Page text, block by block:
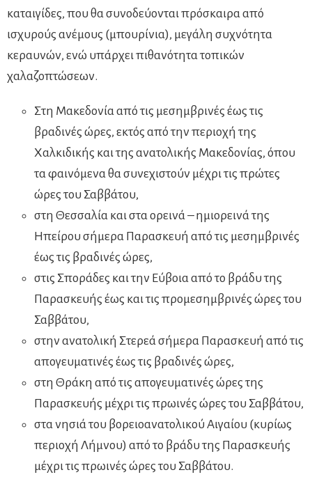
καταιγίδες, που θα συνοδεύονται πρόσκαιρα από
ισχυρούς ανέμους (μπουρίνια), μεγάλη συχνότητα
κεραυνών, ενώ υπάρχει πιθανότητα τοπικών
χαλαζοπτώσεων.
Στη Μακεδονία από τις μεσημβρινές έως τις
βραδινές ώρες, εκτός από την περιοχή της
Χαλκιδικής και της ανατολικής Μακεδονίας, όπου
τα φαινόμενα θα συνεχιστούν μέχρι τις πρώτες
ώρες του Σαββάτου,
στη Θεσσαλία και στα ορεινά – ημιορεινά της
Ηπείρου σήμερα Παρασκευή από τις μεσημβρινές
έως τις βραδινές ώρες,
στις Σποράδες και την Εύβοια από το βράδυ της
Παρασκευής έως και τις προμεσημβρινές ώρες του
Σαββάτου,
στην ανατολική Στερεά σήμερα Παρασκευή από τις
απογευματινές έως τις βραδινές ώρες,
στη Θράκη από τις απογευματινές ώρες της
Παρασκευής μέχρι τις πρωινές ώρες του Σαββάτου,
στα νησιά του βορειοανατολικού Αιγαίου (κυρίως
περιοχή Λήμνου) από το βράδυ της Παρασκευής
μέχρι τις πρωινές ώρες του Σαββάτου.